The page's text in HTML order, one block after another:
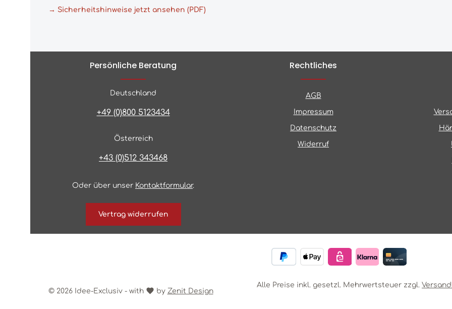
→ Sicherheitshinweise jetzt ansehen (PDF)
Persönliche Beratung
Deutschland
+49 (0)800 5123434
Österreich
+43 (0)512 343468
Oder über unser Kontaktformular.
Vertrag widerrufen
Rechtliches
AGB
Impressum
Datenschutz
Widerruf
© 2026 Idee-Exclusiv - with by Zenit Design
Alle Preise inkl. gesetzl. Mehrwertsteuer zzgl.